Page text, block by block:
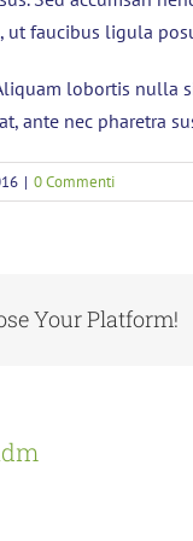
faucibus ligula
lobortis nulla
ante nec pharetra
| 0 Commenti
Your Platform!